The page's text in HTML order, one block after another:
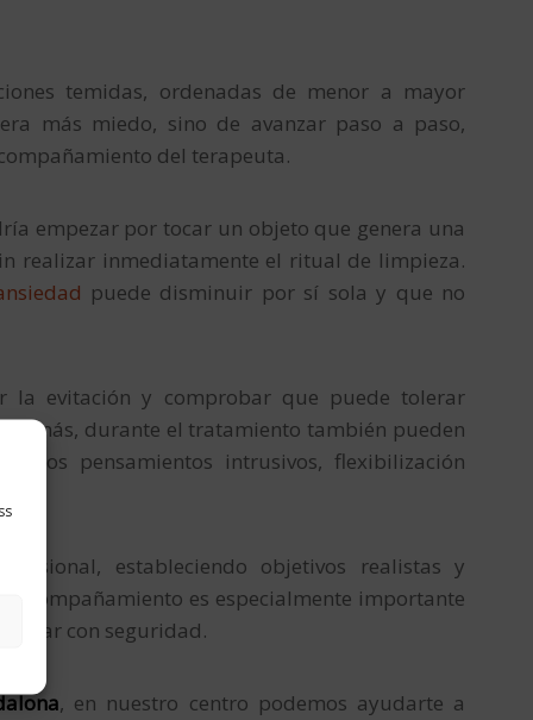
temidas, ordenadas de menor a mayor
más miedo, sino de avanzar paso a paso,
del terapeuta.
empezar por tocar un objeto que genera una
realizar inmediatamente el ritual de limpieza.
puede disminuir por sí sola y que no
la evitación y comprobar que puede tolerar
durante el tratamiento también pueden
los pensamientos intrusivos, flexibilización
estableciendo objetivos realistas y
es especialmente importante
con seguridad.
, en nuestro centro podemos ayudarte a